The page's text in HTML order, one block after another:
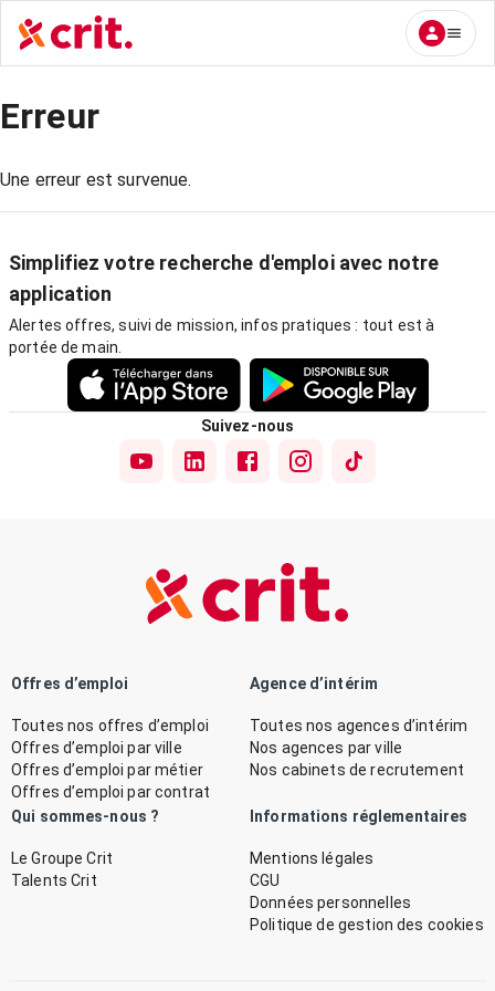
Erreur
Une erreur est survenue.
Simplifiez votre recherche d'emploi avec notre
application
Alertes offres, suivi de mission, infos pratiques : tout est à
portée de main.
Suivez-nous
Offres d’emploi
Toutes nos offres d’emploi
Offres d’emploi par ville
Offres d’emploi par métier
Offres d’emploi par contrat
Agence d’intérim
Toutes nos agences d’intérim
Nos agences par ville
Nos cabinets de recrutement
Qui sommes-nous ?
Le Groupe Crit
Talents Crit
Informations réglementaires
Mentions légales
CGU
Données personnelles
Politique de gestion des cookies